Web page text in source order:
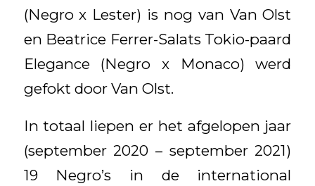
(Negro x Lester) is nog van Van Olst
en Beatrice Ferrer-Salats Tokio-paard
Elegance (Negro x Monaco) werd
gefokt door Van Olst.
In totaal liepen er het afgelopen jaar
(september 2020 – september 2021)
19 Negro’s in de international